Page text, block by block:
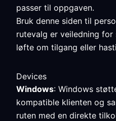
passer til oppgaven.
Bruk denne siden til
rutevalg er veiledning for
løfte om tilgang eller
Devices
Windows: Windows
kompatible klienten og
ruten med en direkte